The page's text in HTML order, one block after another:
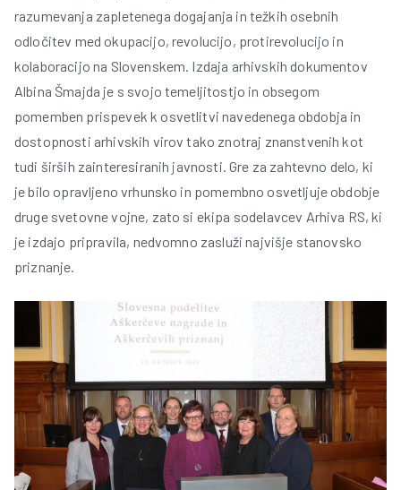
razumevanja zapletenega dogajanja in težkih osebnih
odločitev med okupacijo, revolucijo, protirevolucijo in
kolaboracijo na Slovenskem. Izdaja arhivskih dokumentov
Albina Šmajda je s svojo temeljitostjo in obsegom
pomemben prispevek k osvetlitvi navedenega obdobja in
dostopnosti arhivskih virov tako znotraj znanstvenih kot
tudi širših zainteresiranih javnosti. Gre za zahtevno delo, ki
je bilo opravljeno vrhunsko in pomembno osvetljuje obdobje
druge svetovne vojne, zato si ekipa sodelavcev Arhiva RS, ki
je izdajo pripravila, nedvomno zasluži najvišje stanovsko
priznanje.